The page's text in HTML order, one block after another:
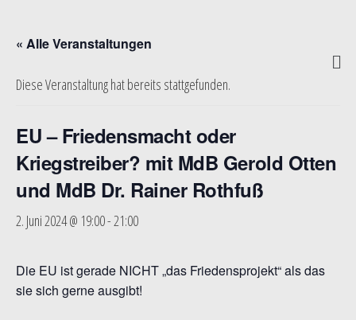
« Alle Veranstaltungen
Diese Veranstaltung hat bereits stattgefunden.
EU – Friedensmacht oder
Kriegstreiber? mit MdB Gerold Otten
und MdB Dr. Rainer Rothfuß
2. Juni 2024 @ 19:00-21:00
Die EU ist gerade NICHT „das Friedensprojekt“ als das
sie sich gerne ausgibt!